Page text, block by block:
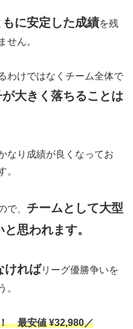
に安定した成績を残
せん。
わけではなくチーム全体で
大きく落ちることは
なり成績が良くなってお
。
で、 チームとして大型
思われます。
ければリーグ優勝争いを
。
最安値 ¥32,980／